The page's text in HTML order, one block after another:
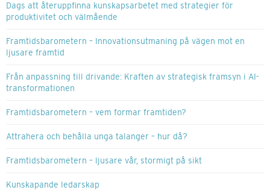
Dags att återuppfinna kunskapsarbetet med strategier för
produktivitet och välmående
Framtidsbarometern – Innovationsutmaning på vägen mot en
ljusare framtid
Från anpassning till drivande: Kraften av strategisk framsyn i AI-
transformationen
Framtidsbarometern – vem formar framtiden?
Attrahera och behålla unga talanger – hur då?
Framtidsbarometern – ljusare vår, stormigt på sikt
Kunskapande ledarskap